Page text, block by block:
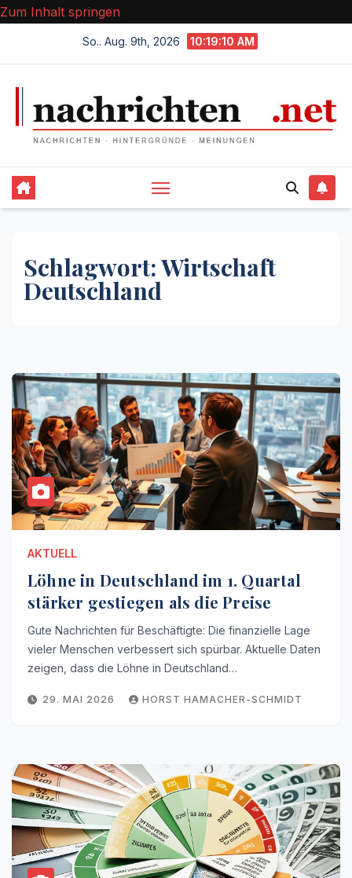
Zum Inhalt springen
So.. Aug. 9th, 2026 10:19:10 AM
Schlagwort:Wirtschaft
Deutschland
AKTUELL
Löhne in Deutschland im 1. Quartal
stärker gestiegen als die Preise
Gute Nachrichten für Beschäftigte: Die finanzielle Lage
vieler Menschen verbessert sich spürbar. Aktuelle Daten
zeigen, dass die Löhne in Deutschland…
29. MAI 2026 HORST HAMACHER-SCHMIDT